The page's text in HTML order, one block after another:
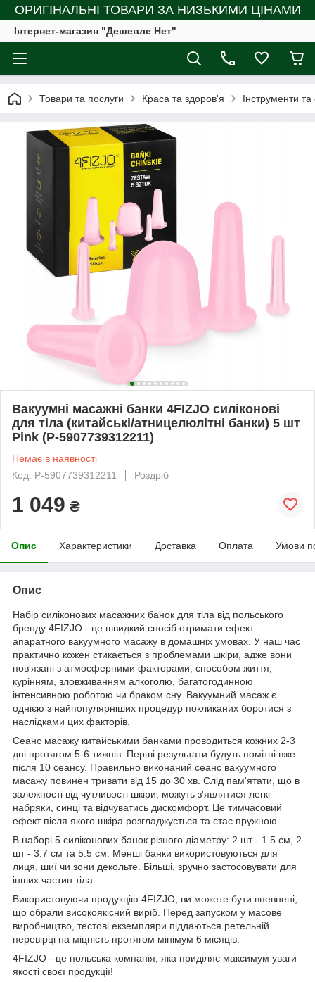
ОРИГІНАЛЬНІ ТОВАРИ ЗА НИЗЬКИМИ ЦІНАМИ
Інтернет-магазин "Дешевле Нет"
Товари та послуги Краса та здоров'я Інструменти
Вакуумні масажні банки 4FIZJO силіконові
для тіла (китайські/атницелюлітні банки) 5 шт
Pink (P-5907739312211)
Немає в наявності
Код: P-5907739312211
Роздріб
1 049 ₴
Опис Характеристики Доставка Оплата Умови
Опис
Набір силіконових масажних банок для тіла від польського
бренду 4FIZJO - це швидкий спосіб отримати ефект
апаратного вакуумного масажу в домашніх умовах. У наш час
практично кожен стикається з проблемами шкіри, адже вони
пов'язані з атмосферними факторами, способом життя,
курінням, зловживанням алкоголю, багатогодинною
інтенсивною роботою чи браком сну. Вакуумний масаж є
однією з найпопулярніших процедур покликаних боротися з
наслідками цих факторів.
Сеанс масажу китайськими банками проводиться кожних 2-3
дні протягом 5-6 тижнів. Перші результати будуть помітні вже
після 10 сеансу. Правильно виконаний сеанс вакуумного
масажу повинен тривати від 15 до 30 хв. Слід пам'ятати, що в
залежності від чутливості шкіри, можуть з'являтися легкі
набряки, синці та відчуватись дискомфорт. Це тимчасовий
ефект після якого шкіра розгладжується та стає пружною.
В наборі 5 силіконових банок різного діаметру: 2 шт - 1.5 см
2
шт - 3.7 см та 5.5 см . Менші банки використовуються для
лиця, шиї чи зони декольте. Більші, зручно застосовувати для
інших частин тіла.
Використовуючи продукцію 4FIZJO , ви можете бути впевнені,
що обрали високоякісний виріб. Перед запуском у масове
виробництво, тестові екземпляри піддаються ретельній
перевірці на міцність протягом мінімум 6 місяців
4FIZJO - це польська компанія, яка приділяє максимум уваги
якості своєї продукції!